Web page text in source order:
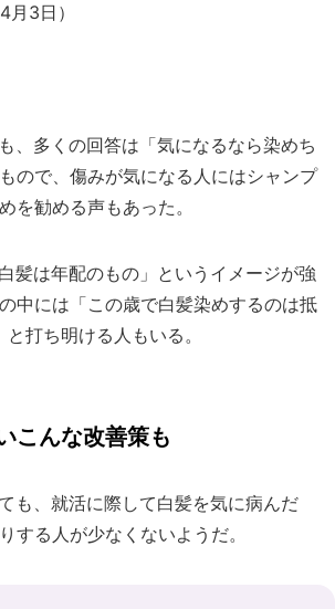
月3日）
、多くの回答は「気になるなら染めち
ので、傷みが気になる人にはシャンプ
を勧める声もあった。
髪は年配のもの」というイメージが強
中には「この歳で白髪染めするのは抵
打ち明ける人もいる。
こんな改善策も
も、就活に際して白髪を気に病んだ
する人が少なくないようだ。